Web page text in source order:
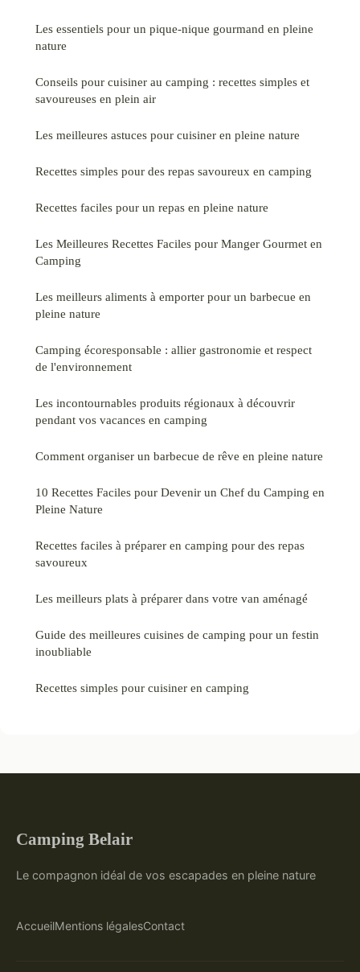
Les essentiels pour un pique-nique gourmand en pleine
nature
Conseils pour cuisiner au camping : recettes simples et
savoureuses en plein air
Les meilleures astuces pour cuisiner en pleine nature
Recettes simples pour des repas savoureux en camping
Recettes faciles pour un repas en pleine nature
Les Meilleures Recettes Faciles pour Manger Gourmet en
Camping
Les meilleurs aliments à emporter pour un barbecue en
pleine nature
Camping écoresponsable : allier gastronomie et respect
de l'environnement
Les incontournables produits régionaux à découvrir
pendant vos vacances en camping
Comment organiser un barbecue de rêve en pleine nature
10 Recettes Faciles pour Devenir un Chef du Camping en
Pleine Nature
Recettes faciles à préparer en camping pour des repas
savoureux
Les meilleurs plats à préparer dans votre van aménagé
Guide des meilleures cuisines de camping pour un festin
inoubliable
Recettes simples pour cuisiner en camping
Camping Belair
Le compagnon idéal de vos escapades en pleine nature
AccueilMentions légalesContact